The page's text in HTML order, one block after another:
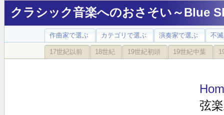
クラシック音楽へのおさそい～Blue
作曲家で選ぶ カテゴリで選ぶ 演奏家で選ぶ 不
17世紀以前 18世紀 19世紀初頭 19世紀中葉
弦